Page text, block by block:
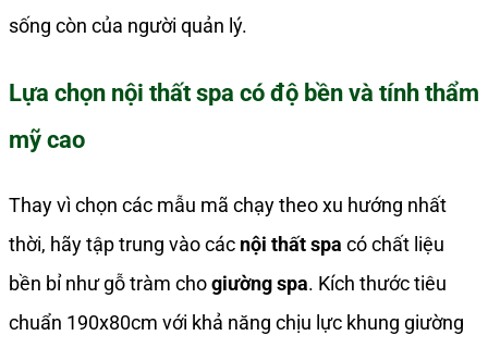
sống còn của người quản lý.
Lựa chọn nội thất spa có độ bền và tính thẩm
mỹ cao
Thay vì chọn các mẫu mã chạy theo xu hướng nhất
thời, hãy tập trung vào các nội thất spa có chất liệu
bền bỉ như gỗ tràm chogiường spa. Kích thước tiêu
chuẩn 190x80cm với khả năng chịu lực khung giường